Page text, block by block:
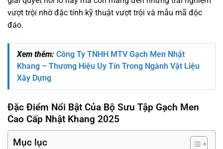
vượt trội nhờ đặc tính kỹ thuật vượt trội và mẫu mã độc
đáo.
Xem thêm: Công Ty TNHH MTV Gạch Men Nhật
Khang – Thương Hiệu Uy Tín Trong Ngành Vật Liệu
Xây Dựng
Đặc Điểm Nổi Bật Của Bộ Sưu Tập Gạch Men
Cao Cấp Nhật Khang 2025
Mục lục